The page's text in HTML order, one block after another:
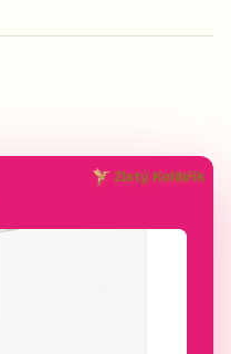
Zlatý Kolibřík